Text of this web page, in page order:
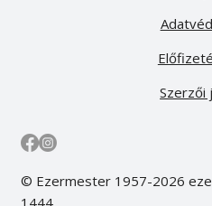
Szerzői
© Ezermester 1957-2026
1444